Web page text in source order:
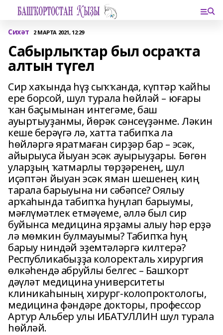
Сихәт 2 МАРТА 2021, 12:29
Сабырлыҡтар был осраҡта
алтын түгел
Сир хаҡында һүҙ сыҡҡанда, күптәр ҡайһы
ере борсой, шул турала һөйләй – юғары
ҡан баҫымынан интегәме, баш
ауыртыуҙанмы, йөрәк сәнсеүҙәнме. Ләкин
кеше берәүгә лә, хатта табипҡа ла
һөйләргә яратмаған сирҙәр бар – эсәк,
айырыуса йыуан эсәк ауырыуҙары. Бөгөн
уларҙың ҡатмарлы төрҙәренең, шул
иҫәптән йыуан эсәк яман шешенең киң
тарала барыуына ни сәбәпсе? Оялыу
арҡаһында табипҡа һуңлап барыумы,
мәғлүмәтлек етмәүеме, әллә был сир
буйынса медицина ярҙамы алыу һәр ерҙә
лә мөмкин булмауымы? Табипҡа һуң
барыу ниндәй эҙемтәләргә килтерә?
Республикабыҙҙа колоректаль хирургия
өлкәһендә абруйлы белгес – Башҡорт
дәүләт медицина университеты
клиникаһының хирург-колопроктологы,
медицина фәндәре докторы, профессор
Артур Альбер улы ИБАТУЛЛИН шул турала
һөйләй.